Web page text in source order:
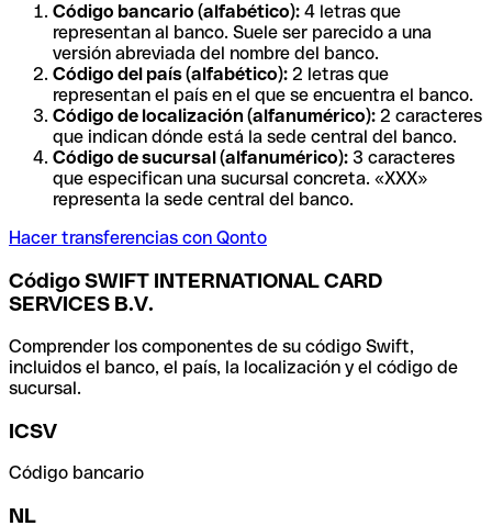
Código bancario (alfabético): 4 letras que
representan al banco. Suele ser parecido a una
versión abreviada del nombre del banco.
Código del país (alfabético): 2 letras que
representan el país en el que se encuentra el banco.
Código de localización (alfanumérico): 2 caracteres
que indican dónde está la sede central del banco.
Código de sucursal (alfanumérico): 3 caracteres
que especifican una sucursal concreta. «XXX»
representa la sede central del banco.
Hacer transferencias con Qonto
Código SWIFT INTERNATIONAL CARD
SERVICES B.V.
Comprender los componentes de su código Swift,
incluidos el banco, el país, la localización y el código de
sucursal.
ICSV
Código bancario
NL